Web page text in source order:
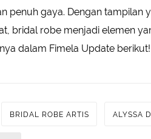
penuh gaya. Dengan tampilan
bridal robe menjadi elemen
dalam Fimela Update
BRIDAL ROBE ARTIS ALYSSA